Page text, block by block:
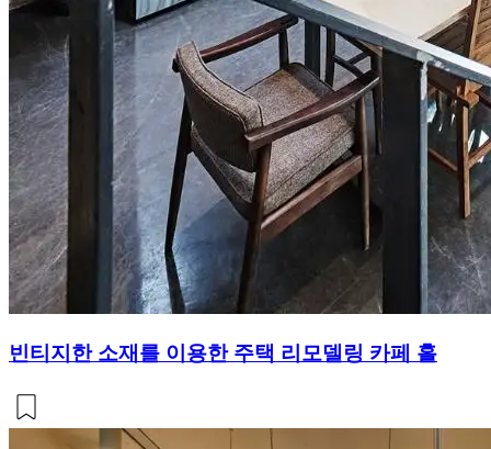
빈티지한 소재를 이용한 주택 리모델링 카페 홀